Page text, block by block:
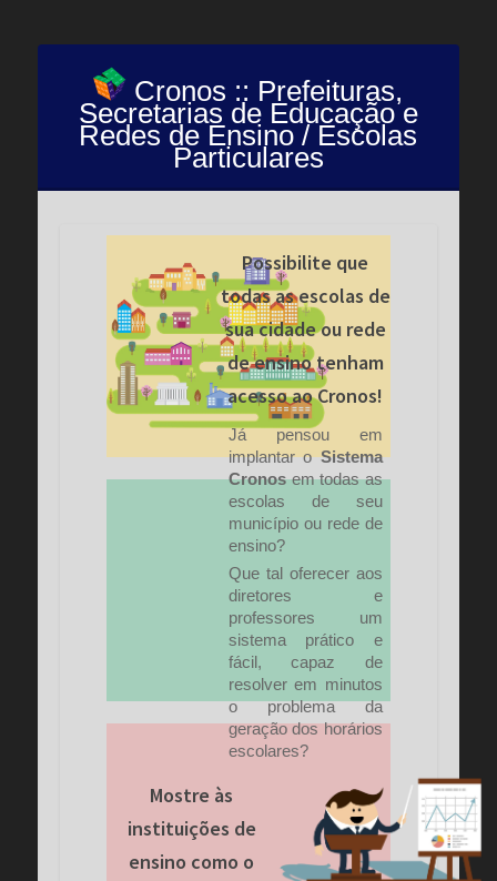
Cronos :: Prefeituras,
Secretarias de Educação e
Redes de Ensino / Escolas
Particulares
Possibilite que
todas as escolas de
sua cidade ou rede
de ensino tenham
acesso ao Cronos!
Já pensou em
implantar oSistema
Cronosem todas as
escolas de seu
município ou rede de
ensino?
Que tal oferecer aos
diretores e
professores um
sistema prático e
fácil, capaz de
resolver em minutos
o problema da
geração dos horários
escolares?
Mostre às
instituições de
ensino como o